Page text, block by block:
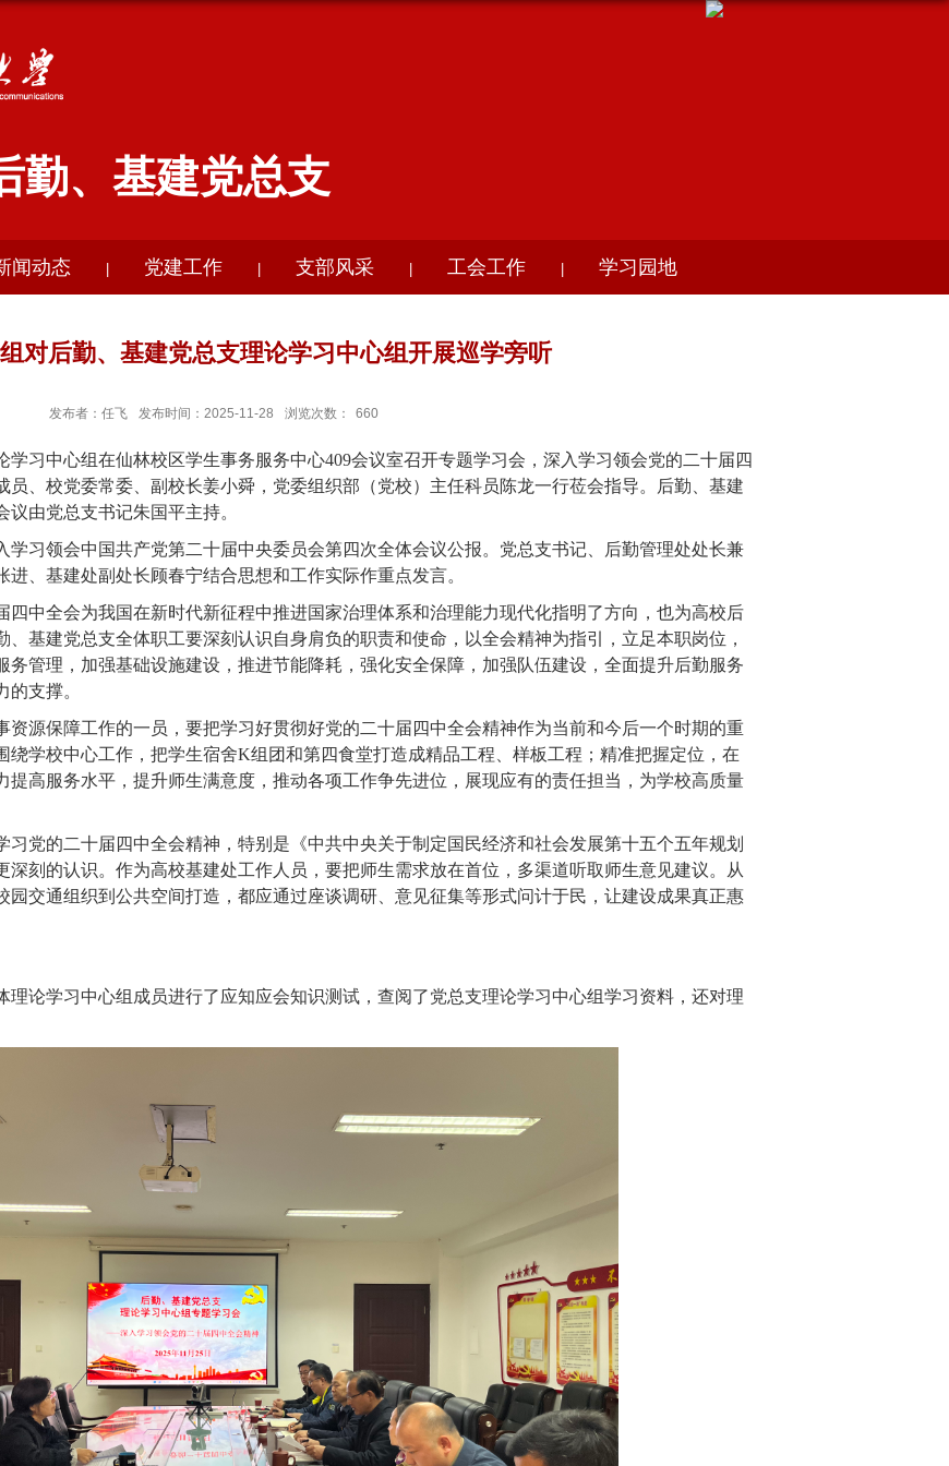
勤、基建党总支
闻动态 党建工作 支部风采 工会工作 学习园地
对后勤、基建党总支理论学习中心组开展巡学旁听
发布者：任飞 发布时间：2025-11-28 浏览次数： 660
学习中心组在仙林校区学生事务服务中心409会议室召开专题学习会，深入学习领会党的二十届四
员、校党委常委、副校长姜小舜，党委组织部（党校）主任科员陈龙一行莅会指导。后勤、基建
由党总支书记朱国平主持。
学习领会中国共产党第二十届中央委员会第四次全体会议公报。党总支书记、后勤管理处处长兼
、基建处副处长顾春宁结合思想和工作实际作重点发言。
四中全会为我国在新时代新征程中推进国家治理体系和治理能力现代化指明了方向，也为高校后
基建党总支全体职工要深刻认识自身肩负的职责和使命，以全会精神为指引，立足本职岗位，
务管理，加强基础设施建设，推进节能降耗，强化安全保障，加强队伍建设，全面提升后勤服务
支撑。
资源保障工作的一员，要把学习好贯彻好党的二十届四中全会精神作为当前和今后一个时期的重
绕学校中心工作，把学生宿舍K组团和第四食堂打造成精品工程、样板工程；精准把握定位，在
高服务水平，提升师生满意度，推动各项工作争先进位，展现应有的责任担当，为学校高质量
习党的二十届四中全会精神，特别是《中共中央关于制定国民经济和社会发展第十五个五年规划
深刻的认识。作为高校基建处工作人员，要把师生需求放在首位 ， 多渠道听取师生意见建议。从
园交通组织到公共空间打造，都应通过座谈调研、意见征集等形式问计于民，让建设成果真正惠
理论学习中心组成员进行了应知应会知识测试，查阅了党总支理论学习中心组学习资料，还对理